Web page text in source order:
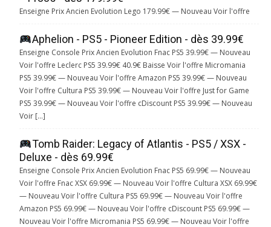
Enseigne Prix Ancien Evolution Lego 179.99€ — Nouveau Voir l'offre
Aphelion - PS5 - Pioneer Edition - dès 39.99€
Enseigne Console Prix Ancien Evolution Fnac PS5 39.99€ — Nouveau
Voir l'offre Leclerc PS5 39.99€ 40.9€ Baisse Voir l'offre Micromania
PS5 39.99€ — Nouveau Voir l'offre Amazon PS5 39.99€ — Nouveau
Voir l'offre Cultura PS5 39.99€ — Nouveau Voir l'offre Just for Game
PS5 39.99€ — Nouveau Voir l'offre cDiscount PS5 39.99€ — Nouveau
Voir […]
Tomb Raider: Legacy of Atlantis - PS5 / XSX -
Deluxe - dès 69.99€
Enseigne Console Prix Ancien Evolution Fnac PS5 69.99€ — Nouveau
Voir l'offre Fnac XSX 69.99€ — Nouveau Voir l'offre Cultura XSX 69.99€
— Nouveau Voir l'offre Cultura PS5 69.99€ — Nouveau Voir l'offre
Amazon PS5 69.99€ — Nouveau Voir l'offre cDiscount PS5 69.99€ —
Nouveau Voir l'offre Micromania PS5 69.99€ — Nouveau Voir l'offre